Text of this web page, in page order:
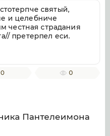
святый,
и целебниче
честная страдания
претерпел еси.
0 0
Пантелеимона